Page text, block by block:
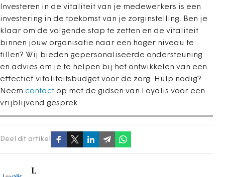
Investeren in de vitaliteit van je medewerkers is een
investering in de toekomst van je zorginstelling. Ben je
klaar om de volgende stap te zetten en de vitaliteit
binnen jouw organisatie naar een hoger niveau te
tillen? Wij bieden gepersonaliseerde ondersteuning
en advies om je te helpen bij het ontwikkelen van een
effectief vitaliteitsbudget voor de zorg. Hulp nodig?
Neem contact op met de gidsen van Loyalis voor een
vrijblijvend gesprek.
Deel dit artikel
L